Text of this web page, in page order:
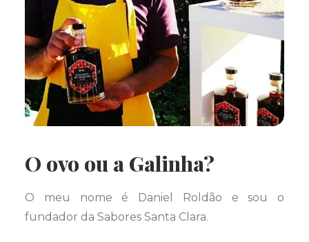
O ovo ou a Galinha?
O meu nome é Daniel Roldão e sou o
fundador da Sabores Santa Clara.